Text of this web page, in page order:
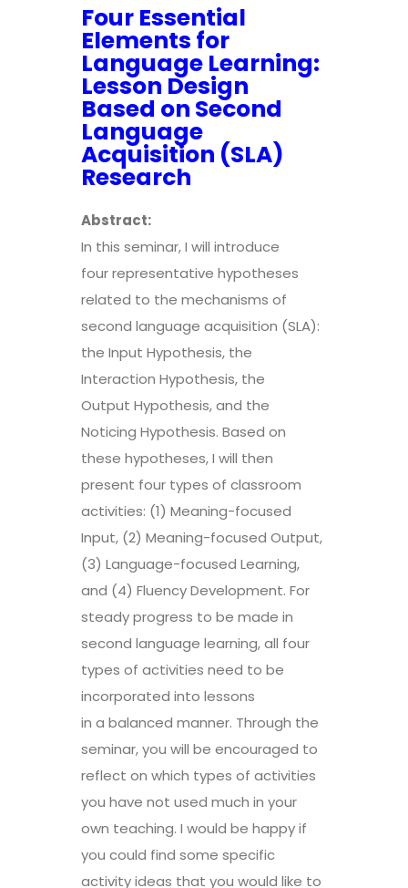
Four Essential
Elements for
Language Learning:
Lesson Design
Based on Second
Language
Acquisition (SLA)
Research
Abstract:
In this seminar, I will introduce
fourrepresentative hypotheses
related to the mechanisms of
second language acquisition (SLA):
the Input Hypothesis, the
Interaction Hypothesis, the
Output Hypothesis, and the
Noticing Hypothesis. Based on
these hypotheses, I will then
present four types of classroom
activities: (1) Meaning-focused
Input, (2) Meaning-focused Output,
(3) Language-focused Learning,
and (4) Fluency Development. For
steady progress to be made in
second language learning, all four
types of activities need to be
incorporated into lessons
in a balanced manner. Through the
seminar, you will be encouraged to
reflect on which types of activities
you have not used much in your
own teaching. I would be happy if
you could find some specific
activity ideas that you would like to